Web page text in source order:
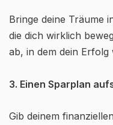
Bringe deine Träume
die dich wirklich
ab, in dem dein Erfolg
3. Einen Sparplan
Gib deinem